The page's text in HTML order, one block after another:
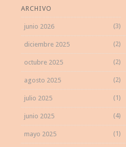
ARCHIVO
junio 2026 (3)
diciembre 2025 (2)
octubre 2025 (2)
agosto 2025 (2)
julio 2025 (1)
junio 2025 (4)
mayo 2025 (1)